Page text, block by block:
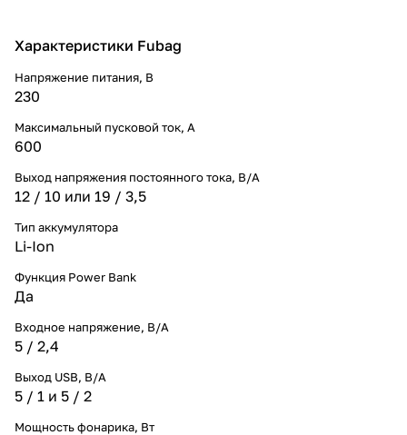
Характеристики Fubag
Напряжение питания, В
230
Максимальный пусковой ток, А
600
Выход напряжения постоянного тока, В/А
12 / 10 или 19 / 3,5
Тип аккумулятора
Li-Ion
Функция Power Bank
Да
Входное напряжение, В/А
5 / 2,4
Выход USB, В/А
5 / 1 и 5 / 2
Мощность фонарика, Вт